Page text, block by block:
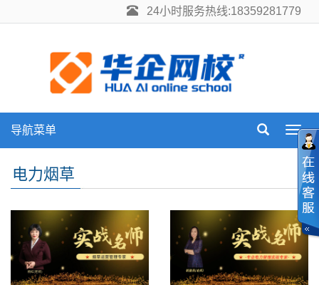
24小时服务热线:18359281779
导航菜单
电力烟草